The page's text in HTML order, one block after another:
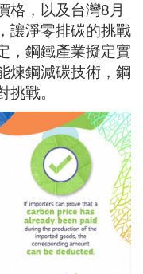
格，以及台灣8 月
讓淨零排碳的挑戰
，鋼鐵產業擬定實
煉鋼減碳技術，鋼
戰。